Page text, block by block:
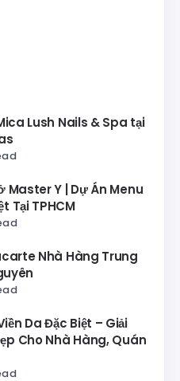
Lush Nails & Spa tại
Master Y | Dự Án Menu
Tại TPHCM
Nhà Hàng Trung
Da Đặc Biệt – Giải
Cho Nhà Hàng, Quán